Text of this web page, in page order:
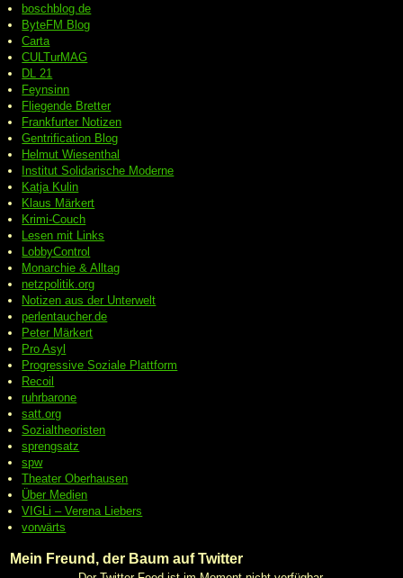
boschblog.de
ByteFM Blog
Carta
CULTurMAG
DL 21
Feynsinn
Fliegende Bretter
Frankfurter Notizen
Gentrification Blog
Helmut Wiesenthal
Institut Solidarische Moderne
Katja Kulin
Klaus Märkert
Krimi-Couch
Lesen mit Links
LobbyControl
Monarchie & Alltag
netzpolitik.org
Notizen aus der Unterwelt
perlentaucher.de
Peter Märkert
Pro Asyl
ProgressiveSoziale Plattform
Recoil
ruhrbarone
satt.org
Sozialtheoristen
sprengsatz
spw
Theater Oberhausen
Über Medien
VIGLi – Verena Liebers
vorwärts
Mein Freund, der Baum auf Twitter